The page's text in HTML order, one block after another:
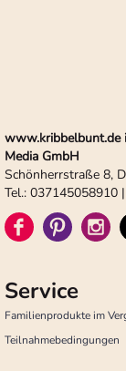
www.kribbelbunt.de
Media GmbH
Schönherrstraße 8,
Tel.: 037145058910
Service
Familienprodukte im
Teilnahmebedingungen